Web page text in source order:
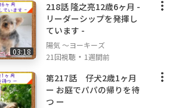
03:18
218話 隆之亮12歳6ヶ月 -
リーダーシップを発揮し
ています -
陽気 ～ヨーキーズ
21回視聴 ・ 1週間前
第217話 仔犬2歳1ヶ月
ー お庭でパパの帰りを待
つ ー